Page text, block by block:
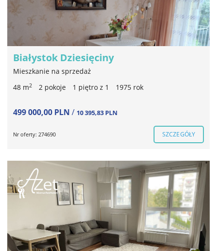
Białystok Dziesięciny
Mieszkanie na sprzedaż
48 m2 2 pokoje 1 piętro z 1 1975 rok
499 000,00 PLN / 10 395,83 PLN
Nr oferty: 274690 SZCZEGÓŁY